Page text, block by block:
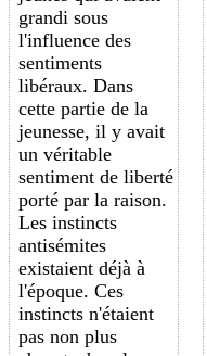
grandi sous
l'influence des
sentiments
libéraux. Dans
cette partie de la
jeunesse, il y avait
un véritable
sentiment de liberté
porté par la raison.
Les instincts
antisémites
existaient déjà à
l'époque. Ces
instincts n'étaient
pas non plus